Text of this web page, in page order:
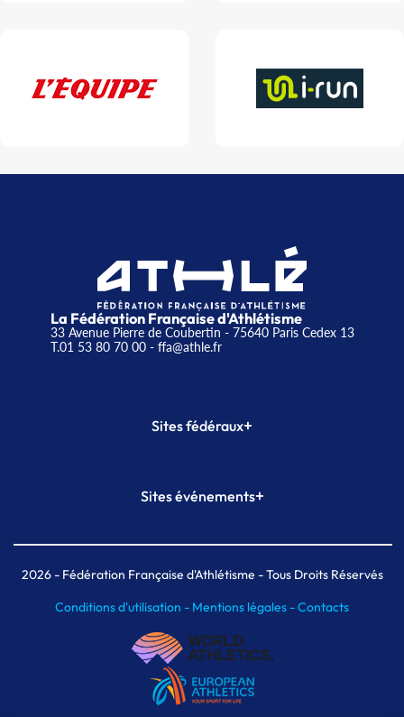
La Fédération Française d'Athlétisme
33 Avenue Pierre de Coubertin - 75640 Paris Cedex 13
T.01 53 80 70 00- ffa@athle.fr
Sites fédéraux+
Plateforme Formation
Sites événements+
Meeting de Paris indoor
MAIF Ekiden de Paris
2026- Fédération Française d'Athlétisme - Tous Droits Réservés
Conditions d'utilisation - Mentions légales -Contacts